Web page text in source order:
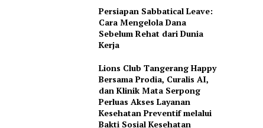
Persiapan Sabbatical Leave:
Cara Mengelola Dana
Sebelum Rehat dari Dunia
Kerja
Lions Club Tangerang Happy
Bersama Prodia, Curalis AI,
dan Klinik Mata Serpong
Perluas Akses Layanan
Kesehatan Preventif melalui
Bakti Sosial Kesehatan